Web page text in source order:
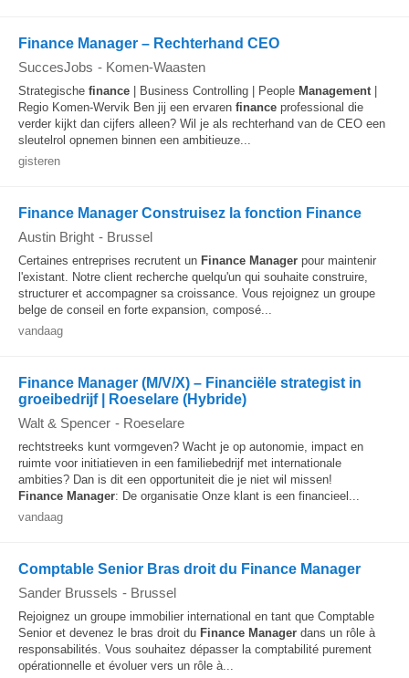
Finance Manager – Rechterhand CEO
SuccesJobs - Komen-Waasten
Strategische finance | Business Controlling | People Management|
Regio Komen-Wervik Ben jij een ervaren finance professional die
verder kijkt dan cijfers alleen? Wil je als rechterhand van de CEO een
sleutelrol opnemen binnen een ambitieuze...
gisteren
Finance Manager Construisez la fonction Finance
Austin Bright - Brussel
Certaines entreprises recrutent un Finance Manager pour maintenir
l'existant. Notre client recherche quelqu'un qui souhaite construire,
structurer et accompagner sa croissance. Vous rejoignez un groupe
belge de conseil en forte expansion, composé...
vandaag
Finance Manager (M/V/X) – Financiële strategist in
groeibedrijf | Roeselare (Hybride)
Walt & Spencer - Roeselare
rechtstreeks kunt vormgeven? Wacht je op autonomie, impact en
ruimte voor initiatieven in een familiebedrijf met internationale
ambities? Dan is dit een opportuniteit die je niet wil missen!
Finance Manager: De organisatie Onze klant is een financieel...
vandaag
Comptable Senior Bras droit du Finance Manager
Sander Brussels - Brussel
Rejoignez un groupe immobilier international en tant que Comptable
Senior et devenez le bras droit du Finance Manager dans un rôle à
responsabilités. Vous souhaitez dépasser la comptabilité purement
opérationnelle et évoluer vers un rôle à...